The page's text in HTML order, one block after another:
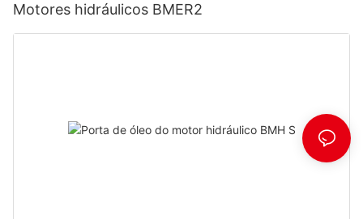
Motores hidráulicos BMER2